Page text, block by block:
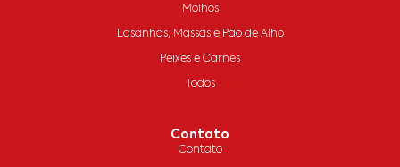
Molhos
Lasanhas, Massas e Pão de Alho
Peixes e Carnes
Todos
Contato
Contato